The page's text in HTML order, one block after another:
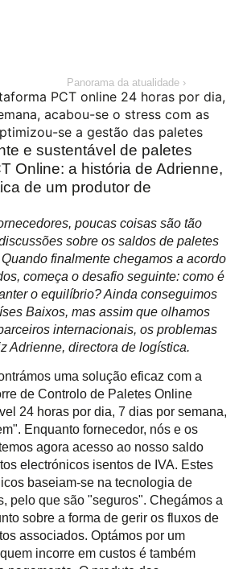
Panorama da atualidade ›
e sustentável de paletes
Online: a história de Adrienne,
de um produtor de
poucas coisas são tão
sobre os saldos de paletes
finalmente chegamos a acordo
começa o desafio seguinte: como é
o equilíbrio? Ainda conseguimos
Baixos, mas assim que olhamos
internacionais, os problemas
Adrienne, directora de logística.
uma solução eficaz com a
de Controlo de Paletes Online
24 horas por dia, 7 dias por semana,
Enquanto fornecedor, nós e os
agora acesso ao nosso saldo
electrónicos isentos de IVA. Estes
baseiam-se na tecnologia de
pelo que são "seguros". Chegámos a
sobre a forma de gerir os fluxos de
associados. Optámos por um
incorre em custos é também